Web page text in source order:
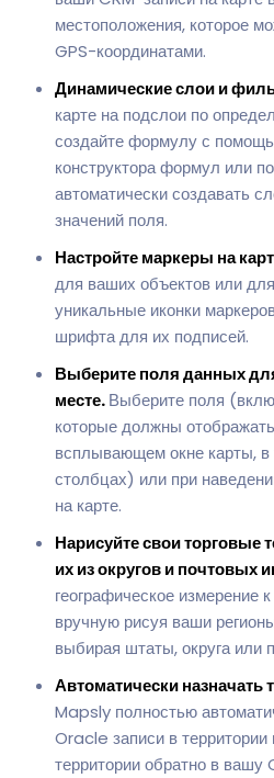
местоположения, которое
GPS-координатами.
Динамические слои и
карте на подслои по
создайте формулу с
конструктора формул или
автоматически создавать
значений поля.
Настройте маркеры на
для ваших объектов или
уникальные иконки
шрифта для их подписей.
Выберите поля данных
месте.Выберите поля
которые должны
всплывающем окне карты,
столбцах) или при
на карте.
Нарисуйте свои торговые
их из округов и почтовых
географическое измерение
вручную рисуя ваши
выбирая штаты, округа или
Автоматически назначать
Mapsly полностью
Oracle записи в
территории обратно в вашу